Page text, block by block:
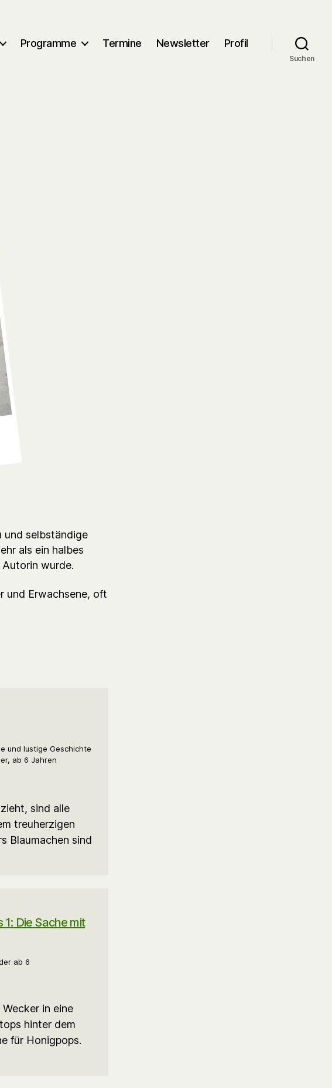
Programme Termine Newsletter Profil
Suchen
und selbständige
als ein halbes
wurde.
und Erwachsene, oft
und lustige Geschichte
ab 6 Jahren
sind alle
treuherzigen
Blaumachen sind
Die Sache mit
ab 6
in eine
hinter dem
für Honigpops.